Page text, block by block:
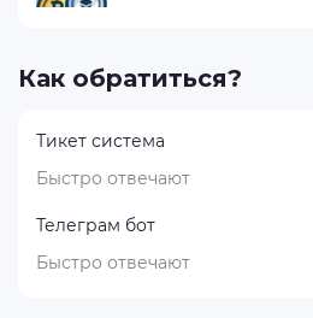
Как обратиться?
Тикет система
Быстро отвечают
Телеграм бот
Быстро отвечают